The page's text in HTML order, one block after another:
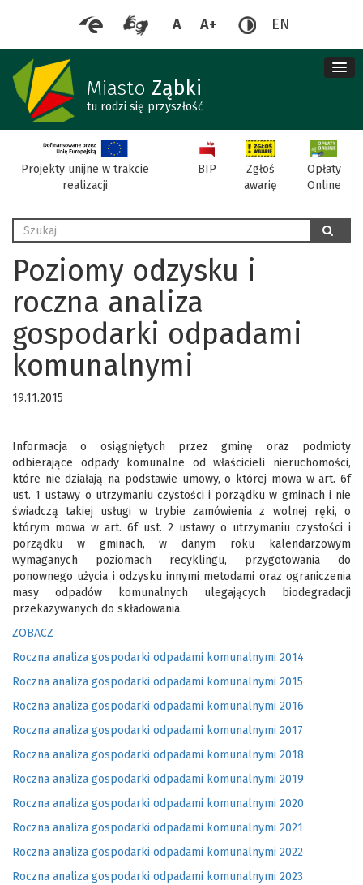
A A+ EN
Miasto Ząbki
tu rodzi się przyszłość
Projekty unijne w trakcie
realizacji
BIP
Zgłoś
awarię
Opłaty
Online
Wyszukaj szukaj
Poziomy odzysku i
roczna analiza
gospodarki odpadami
komunalnymi
19.11.2015
Informacja o osiągniętych przez gminę oraz podmioty
odbierające odpady komunalne od właścicieli nieruchomości,
które nie działają na podstawie umowy, o której mowa w art. 6f
ust. 1 ustawy o utrzymaniu czystości i porządku w gminach i nie
świadczą takiej usługi w trybie zamówienia z wolnej ręki, o
którym mowa w art. 6f ust. 2 ustawy o utrzymaniu czystości i
porządku w gminach, w danym roku kalendarzowym
wymaganych poziomach recyklingu, przygotowania do
ponownego użycia i odzysku innymi metodami oraz ograniczenia
masy odpadów komunalnych ulegających biodegradacji
przekazywanych do składowania.
ZOBACZ
Roczna analiza gospodarki odpadami komunalnymi 2014
Roczna analiza gospodarki odpadami komunalnymi 2015
Roczna analiza gospodarki odpadami komunalnymi 2016
Roczna analiza gospodarki odpadami komunalnymi 2017
Roczna analiza gospodarki odpadami komunalnymi 2018
Roczna analiza gospodarki odpadami komunalnymi 2019
Roczna analiza gospodarki odpadami komunalnymi 2020
Roczna analiza gospodarki odpadami komunalnymi 2021
Roczna analiza gospodarki odpadami komunalnymi 2022
Roczna analiza gospodarki odpadami komunalnymi 2023